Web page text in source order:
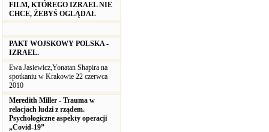
FILM, KTÓREGO IZRAEL NIE
CHCE, ŻEBYŚ OGLĄDAŁ
PAKT WOJSKOWY POLSKA -
IZRAEL.
Ewa Jasiewicz,Yonatan Shapira na
spotkaniu w Krakowie 22 czerwca
2010
Meredith Miller - Trauma w
relacjach ludzi z rządem.
Psychologiczne aspekty operacji
„Covid-19”